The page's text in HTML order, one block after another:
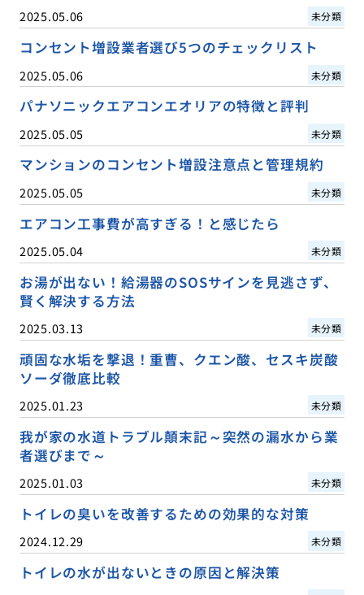
2025.05.06 未分類
コンセント増設業者選び5つのチェックリスト
2025.05.06 未分類
パナソニックエアコンエオリアの特徴と評判
2025.05.05 未分類
マンションのコンセント増設注意点と管理規約
2025.05.05 未分類
エアコン工事費が高すぎる！と感じたら
2025.05.04 未分類
お湯が出ない！給湯器のSOSサインを見逃さず、
賢く解決する方法
2025.03.13 未分類
頑固な水垢を撃退！重曹、クエン酸、セスキ炭酸
ソーダ徹底比較
2025.01.23 未分類
我が家の水道トラブル顛末記～突然の漏水から業
者選びまで～
2025.01.03 未分類
トイレの臭いを改善するための効果的な対策
2024.12.29 未分類
トイレの水が出ないときの原因と解決策